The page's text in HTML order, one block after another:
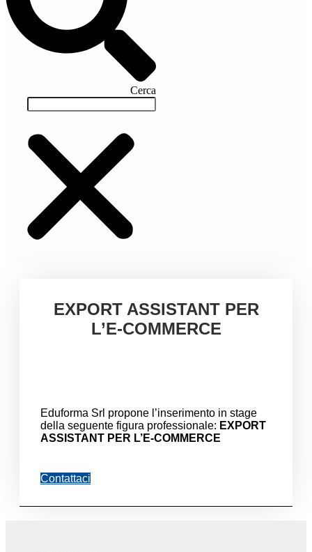
Cerca
EXPORT ASSISTANT PER
L’E-COMMERCE
Eduforma Srl propone l’inserimento in stage
della seguente figura professionale: EXPORT
ASSISTANT PER L’E-COMMERCE
Contattaci